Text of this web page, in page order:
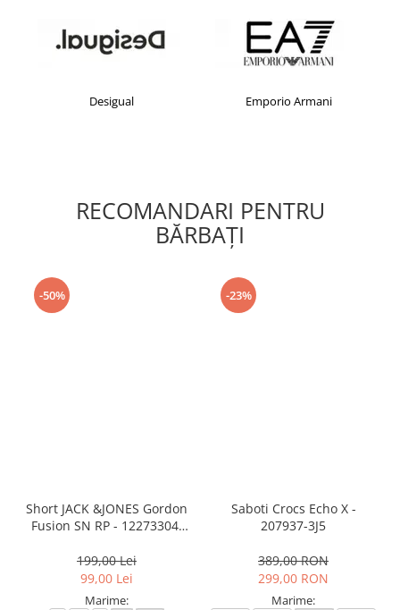
Desigual Emporio Armani
RECOMANDARI PENTRU
BĂRBAŢI
-50%
Short JACK &JONES Gordon
Fusion SN RP - 12273304-
199,00 Lei
99,00 Lei
Marime:
-23%
Saboti Crocs Echo X -
207937-3J5
389,00 RON
299,00 RON
Marime: